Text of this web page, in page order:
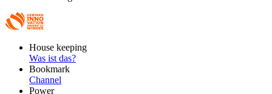
FooterHouse keeping
Was ist das?
Bookmark
Channel
Power